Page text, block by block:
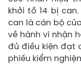
khởi tố 14 bị
can là cán bộ
về hành vi nhận
đủ điều kiện đạt
phiếu kiểm